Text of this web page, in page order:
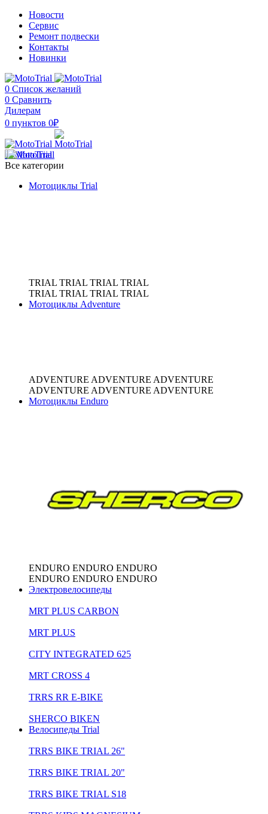
Новости
Сервис
Ремонт подвески
Контакты
Новинки
0 Список желаний
0 Сравнить
Дилерам
0 пунктов 0₽
Все категории
Мотоциклы Trial
TRIAL TRIAL TRIAL TRIAL
TRIAL TRIAL TRIAL TRIAL
Мотоциклы Adventure
ADVENTURE ADVENTURE ADVENTURE
ADVENTURE ADVENTURE ADVENTURE
Мотоциклы Enduro
ENDURO ENDURO ENDURO
ENDURO ENDURO ENDURO
Электровелосипеды
MRT PLUS CARBON
MRT PLUS
CITY INTEGRATED 625
MRT CROSS 4
TRRS RR E-BIKE
SHERCO BIKEN
Велосипеды Trial
TRRS BIKE TRIAL 26"
TRRS BIKE TRIAL 20"
TRRS BIKE TRIAL S18